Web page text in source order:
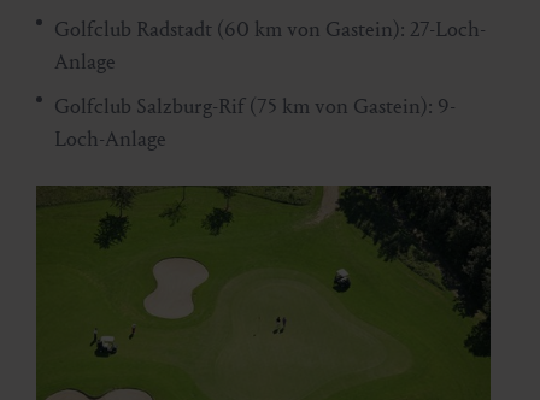
Golfclub Radstadt (60 km von Gastein): 27-Loch-
Anlage
Golfclub Salzburg-Rif (75 km von Gastein): 9-
Loch-Anlage